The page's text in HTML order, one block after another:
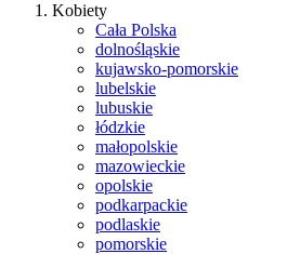
Kobiety
Cała Polska
dolnośląskie
kujawsko-pomorskie
lubelskie
lubuskie
łódzkie
małopolskie
mazowieckie
opolskie
podkarpackie
podlaskie
pomorskie